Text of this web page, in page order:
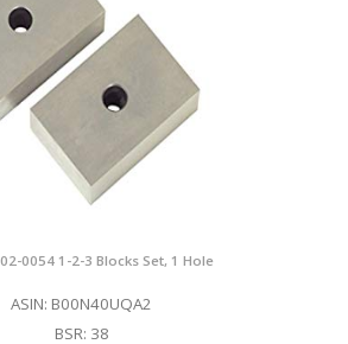
0054 1-2-3 Blocks Set, 1 Hole
ASIN: B00N40UQA2
BSR: 38